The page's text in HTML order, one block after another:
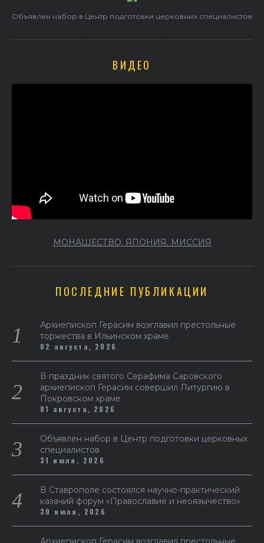
Объявлен набор в Центр подготовки церковных специалистов
ВИДЕО
МОНАШЕСТВО. ЯПОНИЯ. МИССИЯ
ПОСЛЕДНИЕ ПУБЛИКАЦИИ
Архиепископ Герасим возглавил престольные
торжества в Ильинском храме
02 августа, 2026
В праздник святого Серафима Саровского
архиепископ Герасим совершил Литургию в
Покровском храме
01 августа, 2026
Объявлен набор в Центр подготовки церковных
специалистов
31 июля, 2026
В Ставрополе состоялся научно-практический
казачий форум «Православие и неоязычество»
30 июля, 2026